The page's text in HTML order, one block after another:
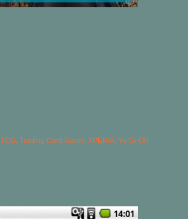
TCG, Trading Card Game, XPERIA, Yu-Gi-Oh